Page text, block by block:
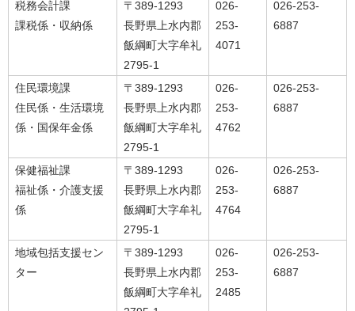
税務会計課
課税係・収納係
〒389-1293
長野県上水内郡
飯綱町大字牟礼
2795-1
026-
253-
4071
026-253-
6887
住民環境課
住民係・生活環境
係・国保年金係
〒389-1293
長野県上水内郡
飯綱町大字牟礼
2795-1
026-
253-
4762
026-253-
6887
保健福祉課
福祉係・介護支援
係
〒389-1293
長野県上水内郡
飯綱町大字牟礼
2795-1
026-
253-
4764
026-253-
6887
地域包括支援セン
ター
〒389-1293
長野県上水内郡
飯綱町大字牟礼
026-
253-
2485
026-253-
6887